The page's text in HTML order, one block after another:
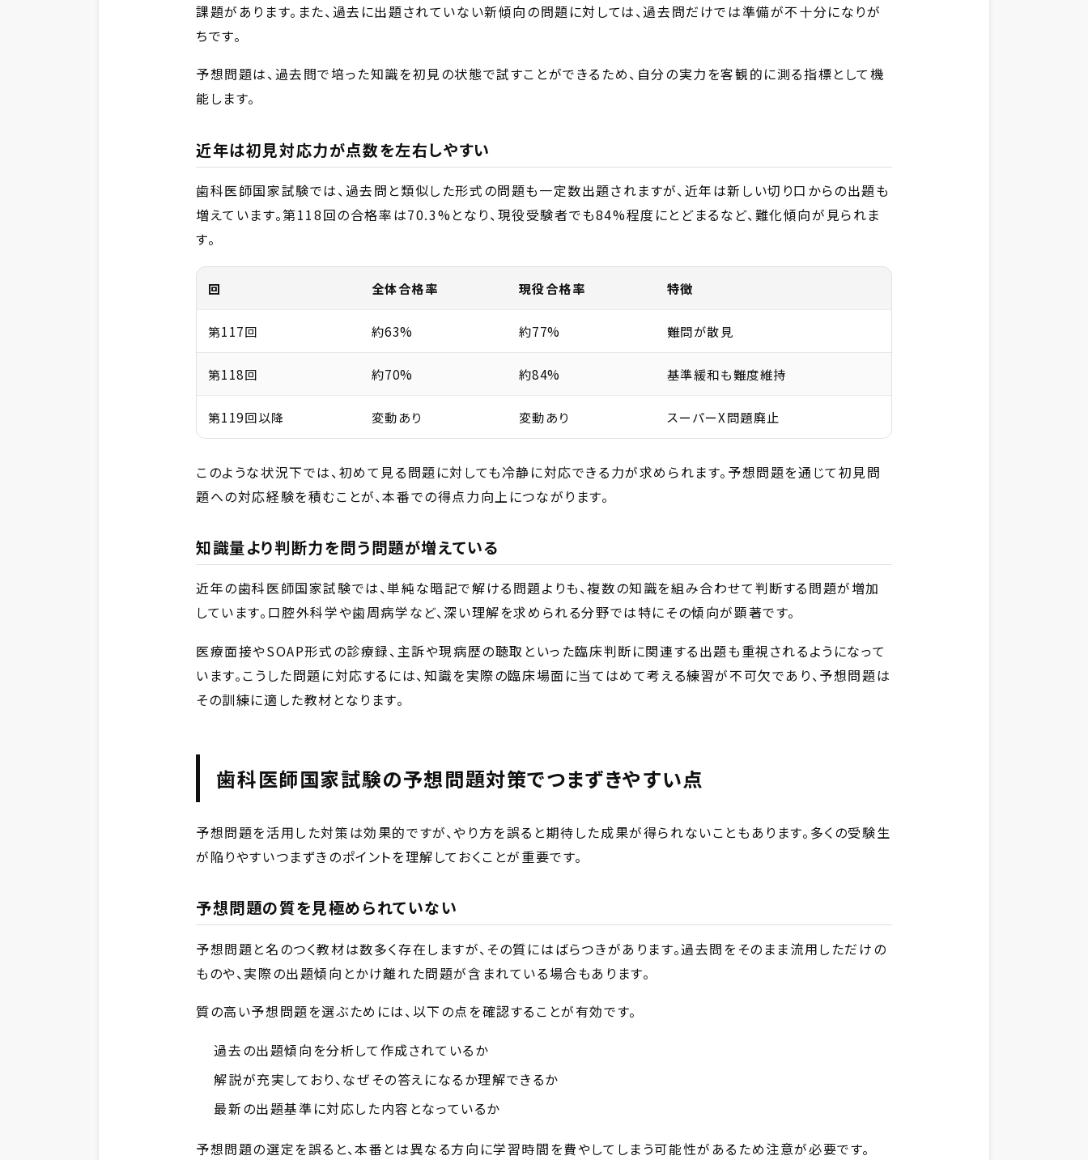
課題があります。また、過去に出題されていない新傾向の問題に対しては、過去問だけでは準備が不十分になりが
ちです。
予想問題は、過去問で培った知識を初見の状態で試すことができるため、自分の実力を客観的に測る指標として機
能します。
近年は初見対応力が点数を左右しやすい
歯科医師国家試験では、過去問と類似した形式の問題も一定数出題されますが、近年は新しい切り口からの出題も
増えています。第118回の合格率は70.3%となり、現役受験者でも84%程度にとどまるなど、難化傾向が見られま
す。
回 全体合格率 現役合格率 特徴
第117回 約63% 約77% 難問が散見
第118回 約70% 約84% 基準緩和も難度維持
第119回以降 変動あり 変動あり スーパーX問題廃止
このような状況下では、初めて見る問題に対しても冷静に対応できる力が求められます。予想問題を通じて初見問
題への対応経験を積むことが、本番での得点力向上につながります。
知識量より判断力を問う問題が増えている
近年の歯科医師国家試験では、単純な暗記で解ける問題よりも、複数の知識を組み合わせて判断する問題が増加
しています。口腔外科学や歯周病学など、深い理解を求められる分野では特にその傾向が顕著です。
医療面接やSOAP形式の診療録、主訴や現病歴の聴取といった臨床判断に関連する出題も重視されるようになって
います。こうした問題に対応するには、知識を実際の臨床場面に当てはめて考える練習が不可欠であり、予想問題は
その訓練に適した教材となります。
歯科医師国家試験の予想問題対策でつまずきやすい点
予想問題を活用した対策は効果的ですが、やり方を誤ると期待した成果が得られないこともあります。多くの受験生
が陥りやすいつまずきのポイントを理解しておくことが重要です。
予想問題の質を見極められていない
予想問題と名のつく教材は数多く存在しますが、その質にはばらつきがあります。過去問をそのまま流用しただけの
ものや、実際の出題傾向とかけ離れた問題が含まれている場合もあります。
質の高い予想問題を選ぶためには、以下の点を確認することが有効です。
過去の出題傾向を分析して作成されているか
解説が充実しており、なぜその答えになるか理解できるか
最新の出題基準に対応した内容となっているか
予想問題の選定を誤ると、本番とは異なる方向に学習時間を費やしてしまう可能性があるため注意が必要です。